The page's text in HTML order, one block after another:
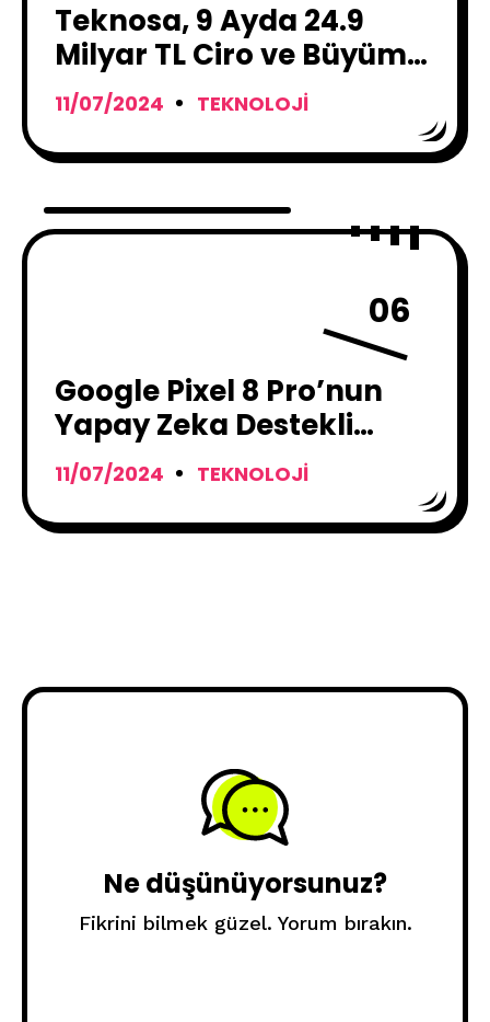
Teknosa, 9 Ayda 24.9
Milyar TL Ciro ve Büyüme
Rekorlarına İmza Attı
11/07/2024 TEKNOLOJI
06
Google Pixel 8 Pro’nun
Yapay Zeka Destekli
Çekim Telafisi
11/07/2024 TEKNOLOJI
Ne düşünüyorsunuz?
Fikrini bilmek güzel. Yorum bırakın.